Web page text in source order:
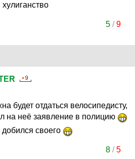
5/9
будет отдаться велосипедисту,
на неё заявление в полицию
своего
8/5